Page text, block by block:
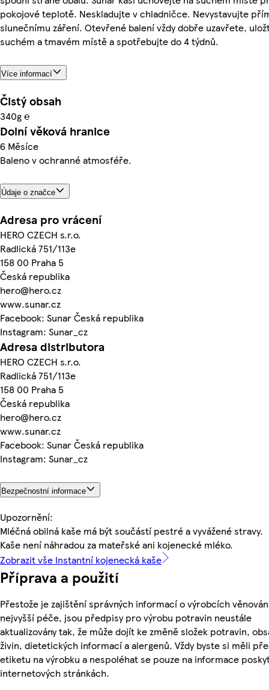
pokojové teplotě. Neskladujte v chladničce. Nevystavujte
slunečnímu záření. Otevřené balení vždy dobře uzavřete,
suchém a tmavém místě a spotřebujte do 4 týdnů.
Více informací
Čistý obsah
340g ℮
Dolní věková hranice
6 Měsíce
Baleno v ochranné atmosféře.
Údaje o značce
Adresa pro vrácení
HERO CZECH s.r.o.
Radlická 751/113e
158 00 Praha 5
Česká republika
hero@hero.cz
www.sunar.cz
Facebook: Sunar Česká republika
Instagram: Sunar_cz
Adresa distributora
HERO CZECH s.r.o.
Radlická 751/113e
158 00 Praha 5
Česká republika
hero@hero.cz
www.sunar.cz
Facebook: Sunar Česká republika
Instagram: Sunar_cz
Bezpečnostní informace
Upozornění:
Mléčná obilná kaše má být součástí pestré a vyvážené stravy.
Kaše není náhradou za mateřské ani kojenecké mléko.
Zobrazit vše Instantní kojenecká kaše
Příprava a použití
Přestože je zajištění správných informací o výrobcích
nejvyšší péče, jsou předpisy pro výrobu potravin neustále
aktualizovány tak, že může dojít ke změně složek potravin,
živin, dietetických informací a alergenů. Vždy byste si měli
etiketu na výrobku a nespoléhat se pouze na informace
internetových stránkách.